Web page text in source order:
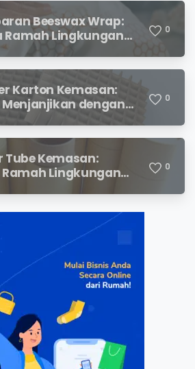
Beeswax Wrap:
Ramah Lingkungan
0
Karton Kemasan:
Menjanjikan dengan
Terus Meningkat
0
Tube Kemasan:
Ramah Lingkungan
0